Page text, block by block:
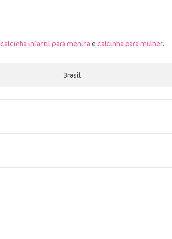
calcinha infantil para menina e calcinha para mulher.
Brasil